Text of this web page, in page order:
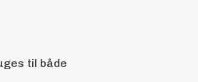
til både